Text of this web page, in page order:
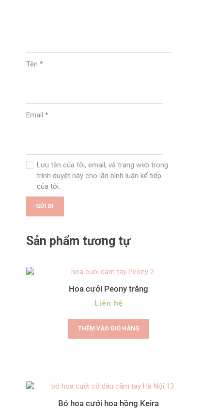
Tên *
Email *
Lưu tên của tôi, email, và trang web trong
trình duyệt này cho lần bình luận kế tiếp
của tôi.
Sản phẩm tương tự
Hoa cưới Peony trắng
Liên hệ
THÊM VÀO GIỎ HÀNG
Bó hoa cưới hoa hồng Keira